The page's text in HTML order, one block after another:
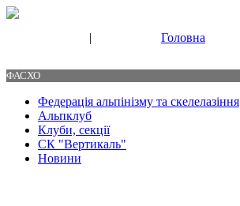
| Головна
ФАСХО
Федерація альпінізму та скелелазіння
Альпклуб
Клуби, секції
СК "Вертикаль"
Новини